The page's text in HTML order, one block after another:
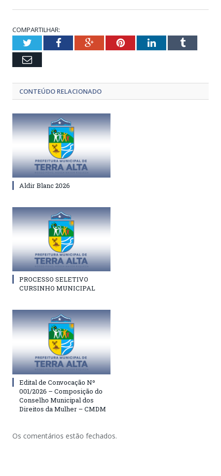
COMPARTILHAR:
TwitterFacebookGoogle+PinterestLinkedInTumblr
Email
CONTEÚDO RELACIONADO
Aldir Blanc 2026
PROCESSO SELETIVO
CURSINHO MUNICIPAL
Edital de Convocação Nº
001/2026 – Composição do
Conselho Municipal dos
Direitos da Mulher – CMDM
Os comentários estão fechados.